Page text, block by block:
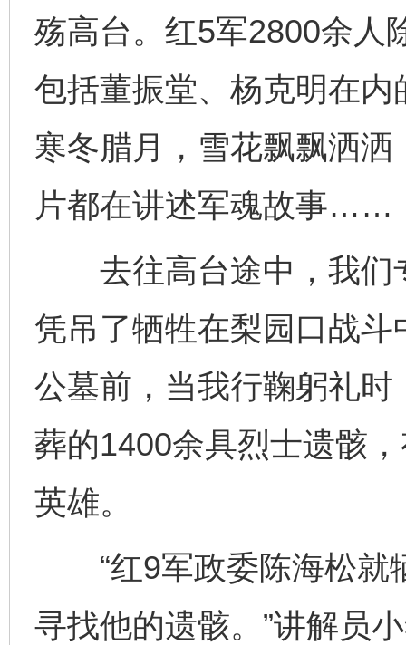
殇高台。红5军2800余人
包括董振堂、杨克明在
寒冬腊月，雪花飘飘洒
片都在讲述军魂故事……
去往高台途中，我们
凭吊了牺牲在梨园口战
公墓前，当我行鞠躬礼
葬的1400余具烈士遗骸
英雄。
“红9军政委陈海松就
寻找他的遗骸。”讲解员